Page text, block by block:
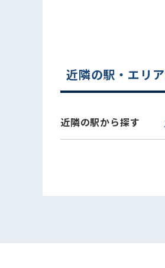
近隣の駅・エリ
近隣の駅から探す